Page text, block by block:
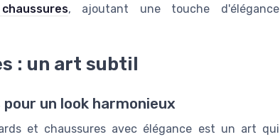
, ajoutant une touche d'élégance
: un art subtil
un look harmonieux
et chaussures avec élégance est un art qui